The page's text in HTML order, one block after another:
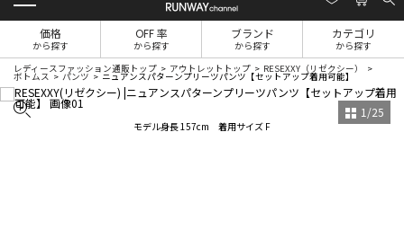
価格
から探す
OFF 率
から探す
ブランド
から探す
カテゴリ
から探す
レディースファッション通販トップ アウトレットトップ RESEXXY（リゼクシー）
ボトムス パンツ ニュアンスパターンプリーツパンツ【セットアップ着用可能】
モデル身長 157cm 着用サイズ F
1 /25